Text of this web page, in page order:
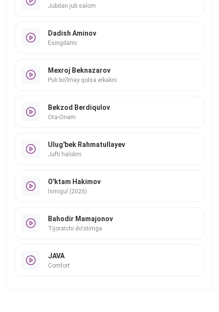
Jubdan jub salom
Dadish Aminov
Esingdami
Mexroj Beknazarov
Puli bo'lmay qolsa erkakni
Bekzod Berdiqulov
Ota-Onam
Ulug'bek Rahmatullayev
Jufti halolim
O'ktam Hakimov
Ismigul (2026)
Bahodir Mamajonov
Tijoratchi do'stimga
JAVA
Comfort